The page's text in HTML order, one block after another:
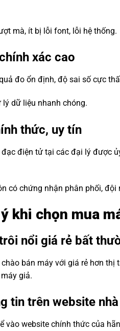
mà, ít bị lỗi font, lỗi hệ thống.
xác cao
đo ổn định, độ sai số cực
dữ liệu nhanh chóng.
thức, uy tín
điện tử tại các đại lý được
có chứng nhận phân phối,
khi chọn mua
nổi giá rẻ bất
bán máy với giá rẻ hơn
giả.
tin trên website
vào website chính thức của